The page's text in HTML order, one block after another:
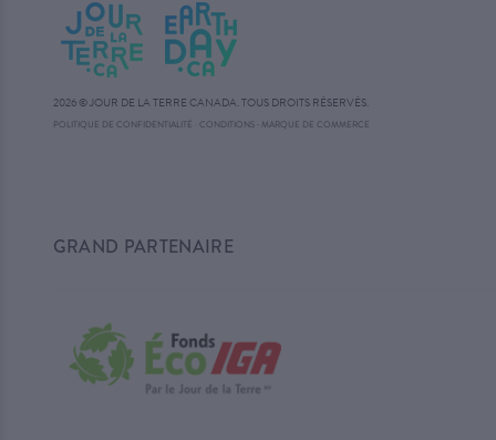
2026 © JOUR DE LA TERRE CANADA. TOUS DROITS RÉSERVÉS.
POLITIQUE DE CONFIDENTIALITÉ CONDITIONS·MARQUE DE COMMERCE
GRAND PARTENAIRE